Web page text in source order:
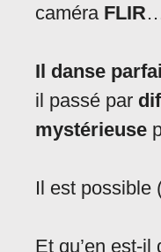
caméra FLIR
Il danse
il passé par
mystérieuse
Il est possible
Et qu’en est-